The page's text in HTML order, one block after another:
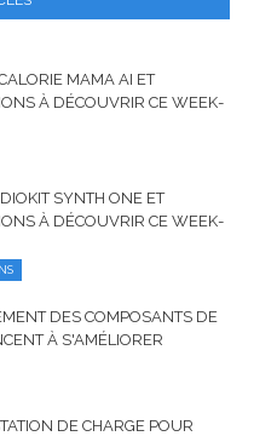
MAMA AI ET
À DÉCOUVRIR CE WEEK-
SYNTH ONE ET
À DÉCOUVRIR CE WEEK-
DES COMPOSANTS DE
À S'AMÉLIORER
DE CHARGE POUR